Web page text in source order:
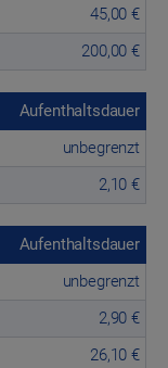
45,00 €
200,00 €
Aufenthaltsdauer
unbegrenzt
2,10 €
Aufenthaltsdauer
unbegrenzt
2,90 €
26,10 €